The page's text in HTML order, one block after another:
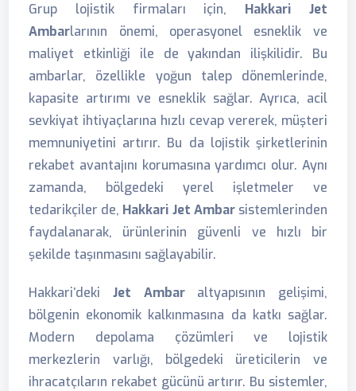
Grup lojistik firmaları için, Hakkari Jet
Ambarlarının önemi, operasyonel esneklik ve
maliyet etkinliği ile de yakından ilişkilidir. Bu
ambarlar, özellikle yoğun talep dönemlerinde,
kapasite artırımı ve esneklik sağlar. Ayrıca, acil
sevkiyat ihtiyaçlarına hızlı cevap vererek, müşteri
memnuniyetini artırır. Bu da lojistik şirketlerinin
rekabet avantajını korumasına yardımcı olur. Aynı
zamanda, bölgedeki yerel işletmeler ve
tedarikçiler de, Hakkari Jet Ambarsistemlerinden
faydalanarak, ürünlerinin güvenli ve hızlı bir
şekilde taşınmasını sağlayabilir.
Hakkari’deki Jet Ambaraltyapısının gelişimi,
bölgenin ekonomik kalkınmasına da katkı sağlar.
Modern depolama çözümleri ve lojistik
merkezlerin varlığı, bölgedeki üreticilerin ve
ihracatçıların rekabet gücünü artırır. Bu sistemler,